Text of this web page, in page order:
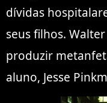
dívidas
seus filhos.
produzir
aluno, Jesse